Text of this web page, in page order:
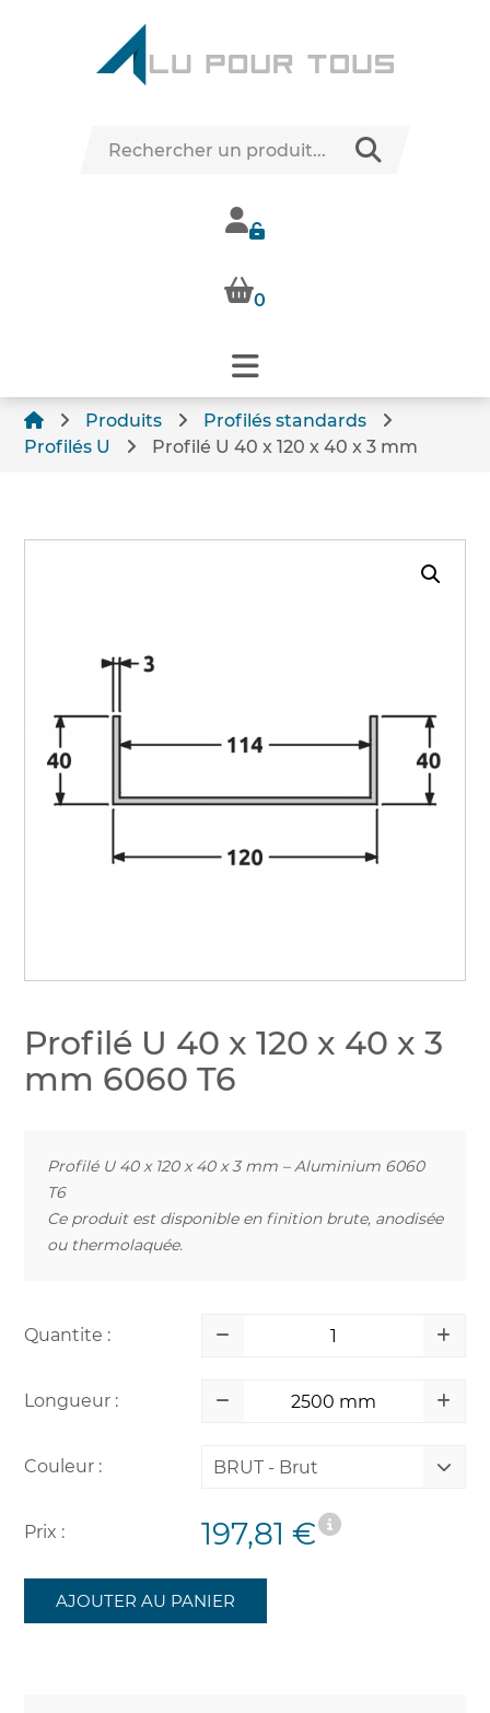
0
Produits
Profilés standards
Profilés U
Profilé U 40 x 120 x 40 x 3 mm
Profilé U 40 x 120 x 40 x 3
mm 6060 T6
Profilé U 40 x 120 x 40 x 3 mm – Aluminium 6060
T6
Ce produit est disponible en finition brute, anodisée
ou thermolaquée.
Quantite :
Longueur :
Couleur : BRUT - Brut
Prix : 197,81 €
AJOUTER AU PANIER